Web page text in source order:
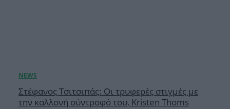
Στέφανος Τσιτσιπάς: Οι τρυφερές στιγμές με
την καλλονή σύντροφό του, Kristen Thoms